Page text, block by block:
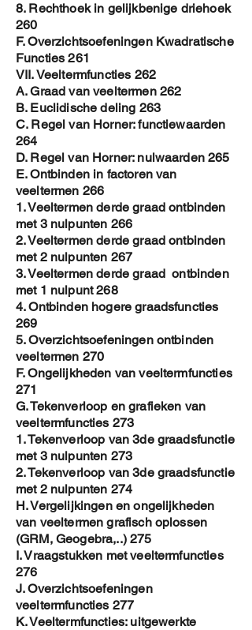
8. Rechthoek in gelijkbenige driehoek
260
F. Overzichtsoefeningen Kwadratische
Functies 261
VII. Veeltermfuncties 262
A. Graad van veeltermen 262
B. Euclidische deling 263
C. Regel van Horner: functiewaarden
264
D. Regel van Horner: nulwaarden 265
E. Ontbinden in factoren van
veeltermen 266
1. Veeltermen derde graad ontbinden
met 3 nulpunten 266
2. Veeltermen derde graad ontbinden
met 2 nulpunten 267
3. Veeltermen derde graad ontbinden
met 1 nulpunt 268
4. Ontbinden hogere graadsfuncties
269
5. Overzichtsoefeningen ontbinden
veeltermen 270
F. Ongelijkheden van veeltermfuncties
271
G. Tekenverloop en grafieken van
veeltermfuncties 273
1. Tekenverloop van 3de graadsfunctie
met 3 nulpunten 273
2. Tekenverloop van 3de graadsfunctie
met 2 nulpunten 274
H. Vergelijkingen en ongelijkheden
van veeltermen grafisch oplossen
(GRM, Geogebra,..) 275
I. Vraagstukken met veeltermfuncties
276
J. Overzichtsoefeningen
veeltermfuncties 277
K. Veeltermfuncties: uitgewerkte